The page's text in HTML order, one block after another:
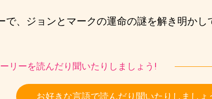
で、ジョンとマークの運命の謎を解き明かし
リーを読んだり聞いたりしましょう!
お好きな言語で読んだり聞いたりしましょ